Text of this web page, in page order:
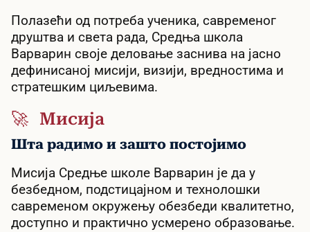
Полазећи од потреба ученика, савременог
друштва и света рада, Средња школа
Варварин своје деловање заснива на јасно
дефинисаној мисији, визији, вредностима и
стратешким циљевима.
🚀 Мисија
Шта радимо и зашто постојимо
Мисија Средње школе Варварин је да у
безбедном, подстицајном и технолошки
савременом окружењу обезбеди квалитетно,
доступно и практично усмерено образовање.